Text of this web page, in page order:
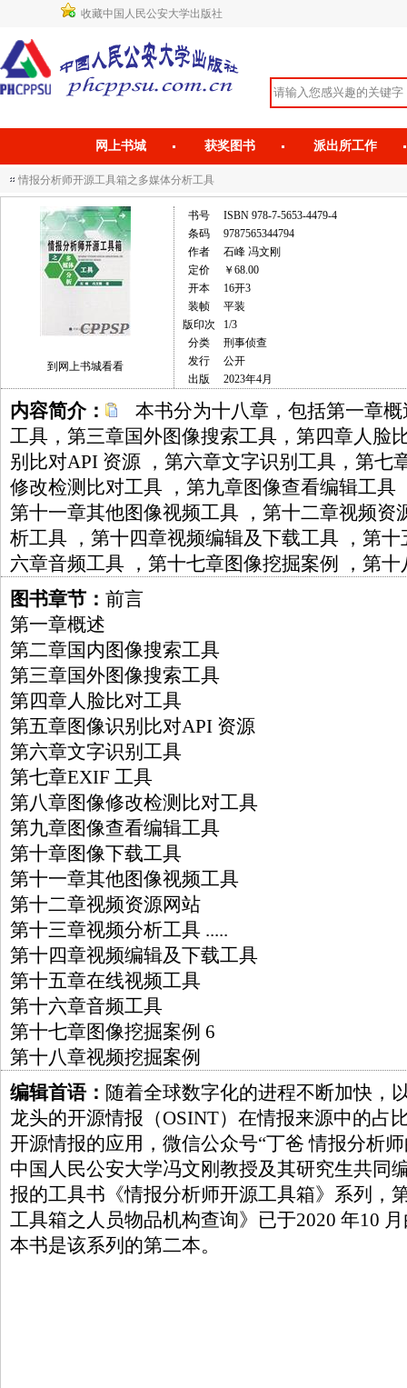
收藏中国人民公安大学出版社
网上书城 获奖图书 派出所工作
情报分析师开源工具箱之多媒体分析工具
到网上书城看看
书号
ISBN 978-7-5653-4479-4
条码
9787565344794
作者
石峰 冯文刚
定价
￥68.00
开本
16开3
装帧
平装
版印次
1/3
分类
刑事侦查
发行
公开
出版
2023年4月
内容简介：
本书分为十八章，包括第一章
工具，第三章国外图像搜索工具，第四章人脸
别比对API 资源 ，第六章文字识别工具，第七
修改检测比对工具 ，第九章图像查看编辑工具
第十一章其他图像视频工具 ，第十二章视频资
析工具 ，第十四章视频编辑及下载工具 ，第
六章音频工具 ，第十七章图像挖掘案例 ，第
图书章节： 前言
第一章概述
第二章国内图像搜索工具
第三章国外图像搜索工具
第四章人脸比对工具
第五章图像识别比对API 资源
第六章文字识别工具
第七章EXIF 工具
第八章图像修改检测比对工具
第九章图像查看编辑工具
第十章图像下载工具
第十一章其他图像视频工具
第十二章视频资源网站
第十三章视频分析工具 .....
第十四章视频编辑及下载工具
第十五章在线视频工具
第十六章音频工具
第十七章图像挖掘案例 6
第十八章视频挖掘案例
编辑首语： 随着全球数字化的进程不断加快，
龙头的开源情报（OSINT）在情报来源中的占
开源情报的应用，微信公众号“丁爸 情报分析
中国人民公安大学冯文刚教授及其研究生共同
报的工具书《情报分析师开源工具箱》系列，
工具箱之人员物品机构查询》已于2020 年10
本书是该系列的第二本。